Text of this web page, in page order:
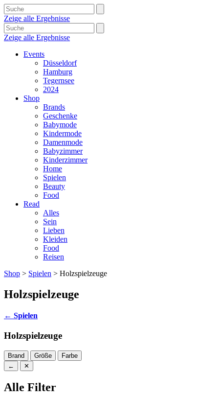
Zeige alle Ergebnisse
Zeige alle Ergebnisse
Events
Düsseldorf
Hamburg
Tegernsee
2024
Shop
Brands
Geschenke
Babymode
Kindermode
Damenmode
Babyzimmer
Kinderzimmer
Home
Spielen
Beauty
Food
Read
Alles
Sein
Lieben
Kleiden
Food
Reisen
Shop > Spielen > Holzspielzeuge
Holzspielzeuge
← Spielen
Holzspielzeuge
Brand Größe
Farbe
←
✕
Alle Filter